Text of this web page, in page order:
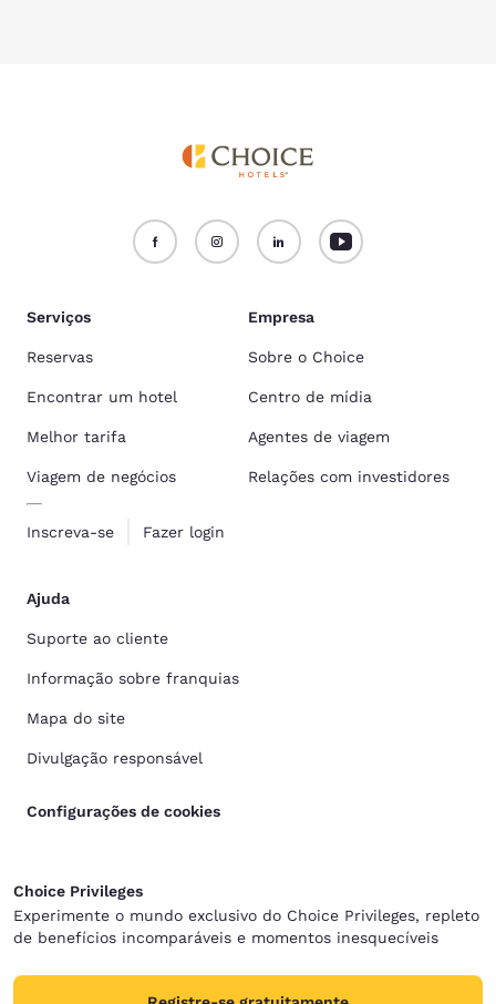
Serviços
Reservas
Encontrar um hotel
Melhor tarifa
Viagem de negócios
Inscreva-se Fazer login
Empresa
Sobre o Choice
Centro de mídia
Agentes de viagem
Relações com investidores
Ajuda
Suporte ao cliente
Informação sobre franquias
Mapa do site
Divulgação responsável
Configurações de cookies
Choice Privileges
Experimente o mundo exclusivo do Choice Privileges, repleto
de benefícios incomparáveis e momentos inesquecíveis